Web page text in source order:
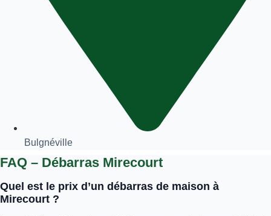
Bulgnéville
FAQ – Débarras Mirecourt
Quel est le prix d’un débarras de maison à
Mirecourt ?